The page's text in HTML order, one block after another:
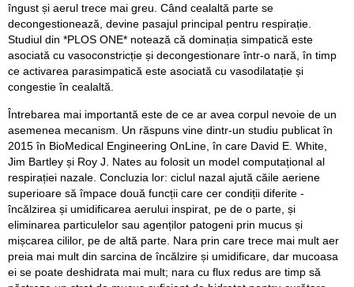
îngust și aerul trece mai greu. Când cealaltă parte se
decongestionează, devine pasajul principal pentru respirație.
Studiul din *PLOS ONE* notează că dominația simpatică este
asociată cu vasoconstricție și decongestionare într-o nară, în timp
ce activarea parasimpatică este asociată cu vasodilatație și
congestie în cealaltă.
Întrebarea mai importantă este de ce ar avea corpul nevoie de un
asemenea mecanism. Un răspuns vine dintr-un studiu publicat în
2015 în BioMedical Engineering OnLine, în care David E. White,
Jim Bartley și Roy J. Nates au folosit un model computațional al
respirației nazale. Concluzia lor: ciclul nazal ajută căile aeriene
superioare să împace două funcții care cer condiții diferite -
încălzirea și umidificarea aerului inspirat, pe de o parte, și
eliminarea particulelor sau agenților patogeni prin mucus și
mișcarea cililor, pe de altă parte. Nara prin care trece mai mult aer
preia mai mult din sarcina de încălzire și umidificare, dar mucoasa
ei se poate deshidrata mai mult; nara cu flux redus are timp să